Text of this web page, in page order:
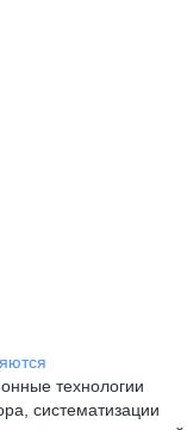
технологии
систематизации